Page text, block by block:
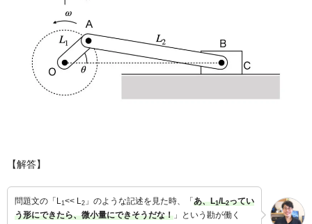
【解答】
問題文の「L1<< L2 」のような記述を見た時、「 あ、L1/L2ってい
う形にできたら、微小量にできそうだな！ 」という勘が働く